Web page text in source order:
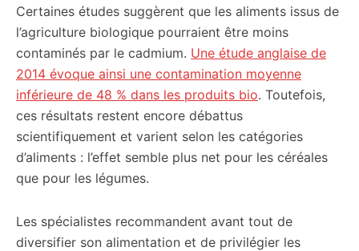
Certaines études suggèrent que les aliments issus de
l’agriculture biologique pourraient être moins
contaminés par le cadmium. Une étude anglaise de
2014 évoque ainsi une contamination moyenne
inférieure de 48 % dans les produits bio. Toutefois,
ces résultats restent encore débattus
scientifiquement et varient selon les catégories
d’aliments : l’effet semble plus net pour les céréales
que pour les légumes.
Les spécialistes recommandent avant tout de
diversifier son alimentation et de privilégier les